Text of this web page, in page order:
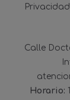
Privacidad
Calle
Horario: